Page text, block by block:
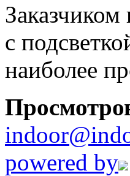
с
наиболее
powered by